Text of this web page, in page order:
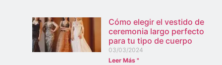
Cómo elegir el vestido de
ceremonia largo perfecto
para tu tipo de cuerpo
03/03/2024
Leer Más "